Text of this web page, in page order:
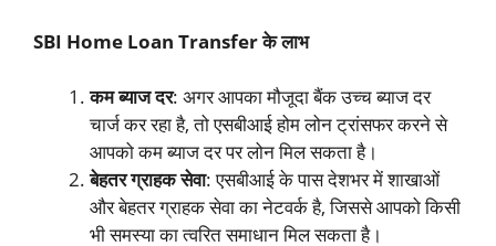
SBI Home Loan Transfer के लाभ
कम ब्याज दर: अगर आपका मौजूदा बैंक उच्च ब्याज दर
चार्ज कर रहा है, तो एसबीआई होम लोन ट्रांसफर करने से
आपको कम ब्याज दर पर लोन मिल सकता है।
बेहतर ग्राहक सेवा: एसबीआई के पास देशभर में शाखाओं
और बेहतर ग्राहक सेवा का नेटवर्क है, जिससे आपको किसी
भी समस्या का त्वरित समाधान मिल सकता है।